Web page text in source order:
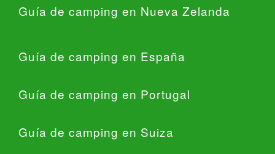
Guía de camping en Nueva Zelanda
Guía de camping en España
Guía de camping en Portugal
Guía de camping en Suiza